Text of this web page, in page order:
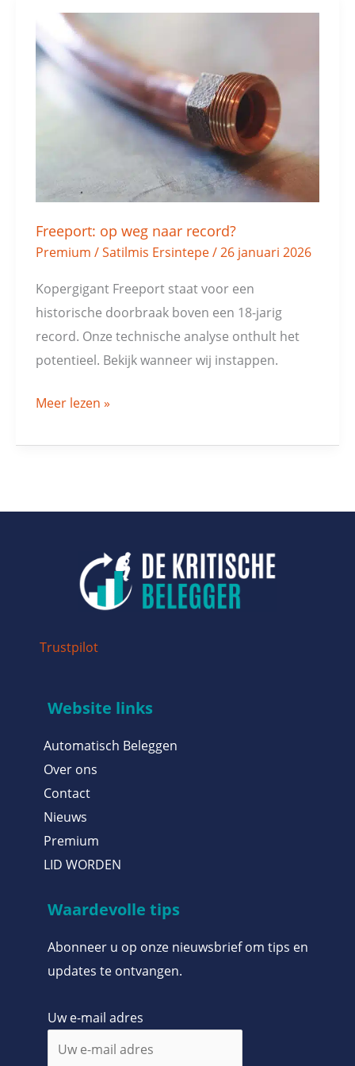
Freeport: op weg naar record?
Premium /Satilmis Ersintepe/26 januari 2026
Kopergigant Freeport staat voor een
historische doorbraak boven een 18-jarig
record. Onze technische analyse onthult het
potentieel. Bekijk wanneer wij instappen.
Freeport:
op
weg
Meer lezen »
Trustpilot
Website links
Automatisch Beleggen
Over ons
Contact
Nieuws
Premium
LID WORDEN
Waardevolle tips
Abonneer u op onze nieuwsbrief om tips en
updates te ontvangen.
Uw e-mail adres